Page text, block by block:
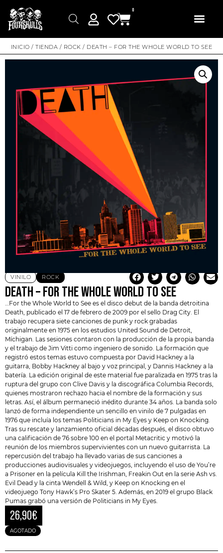
0
INICIO /TIENDA / ROCK / DEATH – FOR THE WHOLE WORLD TO SEE
VINILO ROCK
DEATH – FOR THE WHOLE WORLD TO SEE
…For the Whole World to See es el disco debut de la banda detroitina
Death , publicado el 17 de febrero de 2009 por el sello Drag City. El
trabajo recupera siete canciones de punk y rock grabadas
originalmente en 1975 en los estudios United Sound de Detroit,
Míchigan. Las sesiones contaron con la producción de la propia banda
y el trabajo de Jim Vitti como ingeniero de sonido. La formación que
registró estos temas estuvo compuesta por David Hackney a la
guitarra, Bobby Hackney al bajo y voz principal, y Dannis Hackney a la
batería. La edición original de este material fue paralizada en 1975 tras la
ruptura del grupo con Clive Davis y la discográfica Columbia Records,
quienes mostraron rechazo hacia el nombre de la formación y sus
letras. Así, el álbum permaneció inédito durante 34 años. La banda solo
lanzó de forma independiente un sencillo en vinilo de 7 pulgadas en
1976 que incluía los temas Politicians in My Eyes y Keep on Knocking.
Tras su rescate y lanzamiento oficial décadas después, el disco obtuvo
una calificación de 76 sobre 100 en el portal Metacritic y motivó la
reunión de los miembros supervivientes con un nuevo guitarrista. La
repercusión del trabajo ha llevado varias de sus canciones a
producciones audiovisuales y videojuegos, incluyendo el uso de You’re
a Prisoner en la película Kill the Irishman, Freakin Out en la serie Ash vs.
Evil Dead y la cinta Wendell & Wild, y Keep on Knocking en el
videojuego Tony Hawk’s Pro Skater 5. Además, en 2019 el grupo Black
Pumas grabó una versión de Politicians in My Eyes.
26,90€
AGOTADO